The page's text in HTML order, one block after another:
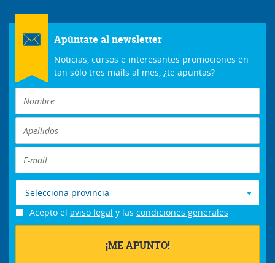
Apúntate al newsletter
Noticias, cursos e interesantes promociones en
tan sólo tres mails al mes, ¿te apuntas?
Selecciona provincia
Acepto el aviso legal y las condiciones generales